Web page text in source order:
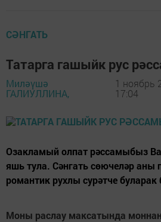
СӘНГАТЬ
Татарга гашыйк рус
Миләүшә
ГАЛИУЛЛИНА,
1 ноябрь
17:04
Озакламый олпат рәссамыбыз
яшь тула. Сәнгать сөючеләр аны
романтик рухлы сурәтче буларак
Моны раслау максатында